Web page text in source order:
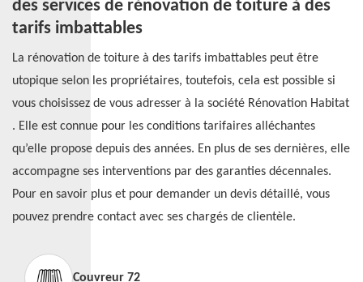
des services de rénovation de toiture à des
tarifs imbattables
La rénovation de toiture à des tarifs imbattables peut être
utopique selon les propriétaires, toutefois, cela est possible si
vous choisissez de vous adresser à la société Rénovation Habitat
. Elle est connue pour les conditions tarifaires alléchantes
qu’elle propose depuis des années. En plus de ses dernières, elle
accompagne ses interventions par des garanties décennales.
Pour en savoir plus et pour demander un devis détaillé, vous
pouvez prendre contact avec ses chargés de clientèle.
Couvreur 72